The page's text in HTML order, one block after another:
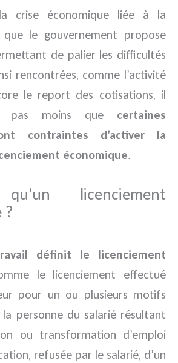
crise économique liée à la
que le gouvernement propose
de palier les difficultés
rencontrées, comme l’activité
le report des cotisations, il
pas moins que certaines
contraintes d’activer la
économique.
qu’un licenciement
?
définit le licenciement
le licenciement effectué
pour un ou plusieurs motifs
personne du salarié résultant
ou transformation d’emploi
refusée par le salarié, d’un